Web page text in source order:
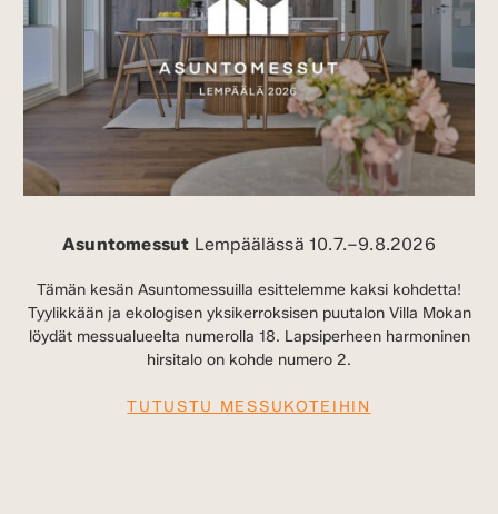
Asuntomessut Lempäälässä 10.7.–9.8.2026
Tämän kesän Asuntomessuilla esittelemme kaksi kohdetta!
Tyylikkään ja ekologisen yksikerroksisen puutalon Villa Mokan
löydät messualueelta numerolla 18. Lapsiperheen harmoninen
hirsitalo on kohde numero 2.
TUTUSTU MESSUKOTEIHIN